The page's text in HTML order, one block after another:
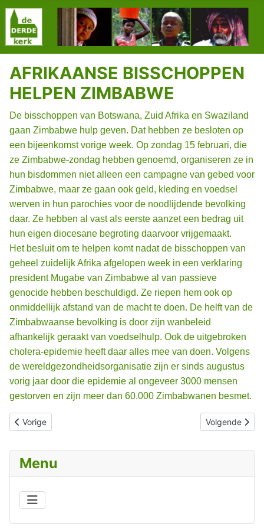
Menu
AFRIKAANSE BISSCHOPPEN
HELPEN ZIMBABWE
De bisschoppen van Botswana, Zuid Afrika en Swaziland
gaan Zimbabwe hulp geven. Dat hebben ze besloten op
een bijeenkomst vorige week. Op zondag 15 februari, die
ze Zimbabwe-zondag hebben genoemd, organiseren ze in
hun bisdommen niet alleen een campagne van gebed voor
Zimbabwe, maar ze gaan ook geld, kleding en voedsel
werven in hun parochies voor de noodlijdende bevolking
daar. Ze hebben al vast als eerste aanzet een bedrag uit
hun eigen diocesane begroting daarvoor vrijgemaakt.
Het besluit om te helpen komt nadat de bisschoppen van
geheel zuidelijk Afrika afgelopen week in een verklaring
president Mugabe van Zimbabwe al van passieve
genocide hebben beschuldigd. Ze riepen hem ook op
onmiddellijk afstand van de macht te doen. De helft van de
Zimbabwaanse bevolking is door zijn wanbeleid
afhankelijk geraakt van voedselhulp. Ook de uitgebroken
cholera-epidemie heeft daar alles mee van doen. Volgens
de wereldgezondheidsorganisatie zijn er sinds augustus
vorig jaar door die epidemie al ongeveer 3000 mensen
gestorven en zijn meer dan 60.000 Zimbabwanen besmet.
Vorig artikel: BEZINNING OP MENSENHANDEL
Vorige Volgende
Volgende